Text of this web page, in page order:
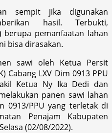
sempit jika digunakan
hasil. Terbukti,
pemanfaatan lahan
bisa dirasakan.
sawi oleh Ketua Persit
Cabang LXV Dim 0913 PPU
Ketua Ny Ika Dedi dan
panen sawi lahan
0913/PPU yang terletak di
Penajam Kabupaten
(02/08/2022).